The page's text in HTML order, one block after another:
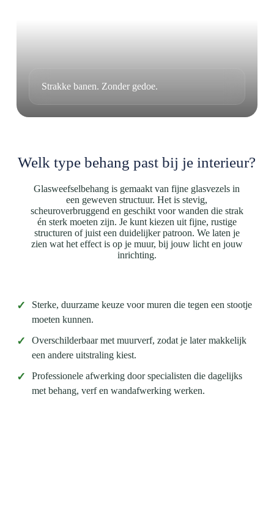
Strakke banen. Zonder gedoe.
Welk type behang past bij je interieur?
Glasweefselbehang is gemaakt van fijne glasvezels in
een geweven structuur. Het is stevig,
scheuroverbruggend en geschikt voor wanden die strak
én sterk moeten zijn. Je kunt kiezen uit fijne, rustige
structuren of juist een duidelijker patroon. We laten je
zien wat het effect is op je muur, bij jouw licht en jouw
inrichting.
✓
Sterke, duurzame keuze voor muren die tegen een stootje
moeten kunnen.
✓
Overschilderbaar met muurverf, zodat je later makkelijk
een andere uitstraling kiest.
✓
Professionele afwerking door specialisten die dagelijks
met behang, verf en wandafwerking werken.